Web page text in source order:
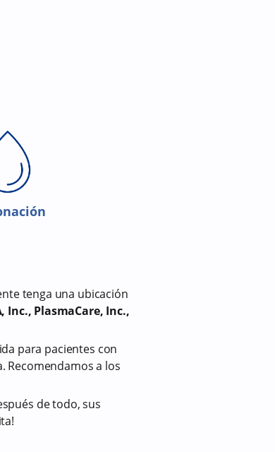
tenga una ubicación
Inc., PlasmaCare, Inc.,
para pacientes con
Recomendamos a los
de todo, sus